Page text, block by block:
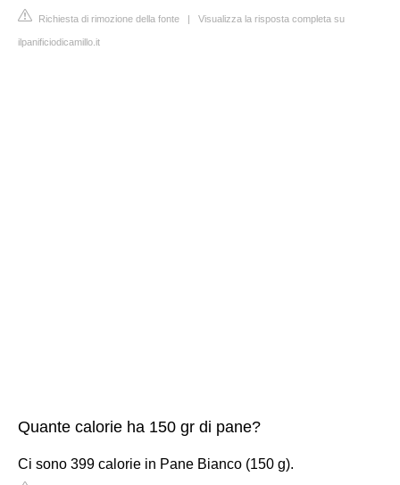
Richiesta di rimozione della fonte | Visualizza la risposta completa su
ilpanificiodicamillo.it
Quante calorie ha 150 gr di pane?
Ci sono 399 calorie in Pane Bianco (150 g).